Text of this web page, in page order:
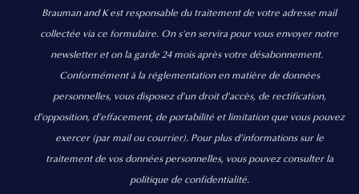
Brauman and K est responsable du traitement de votre adresse mail
collectée via ce formulaire. On s’en servira pour vous envoyer notre
newsletter et on la garde 24 mois après votre désabonnement.
Conformément à la réglementation en matière de données
personnelles, vous disposez d'un droit d'accès, de rectification,
d’opposition, d’effacement, de portabilité et limitation que vous pouvez
exercer (par mail ou courrier). Pour plus d’informations sur le
traitement de vos données personnelles, vous pouvez consulter la
politique de confidentialité.